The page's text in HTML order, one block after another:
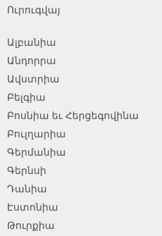
Ուրուգվայ
Ալբանիա
Անդորրա
Ավստրիա
Բելգիա
Բոսնիա եւ Հերցեգովինա
Բուլղարիա
Գերմանիա
Գերնսի
Դանիա
Էստոնիա
Թուրքիա